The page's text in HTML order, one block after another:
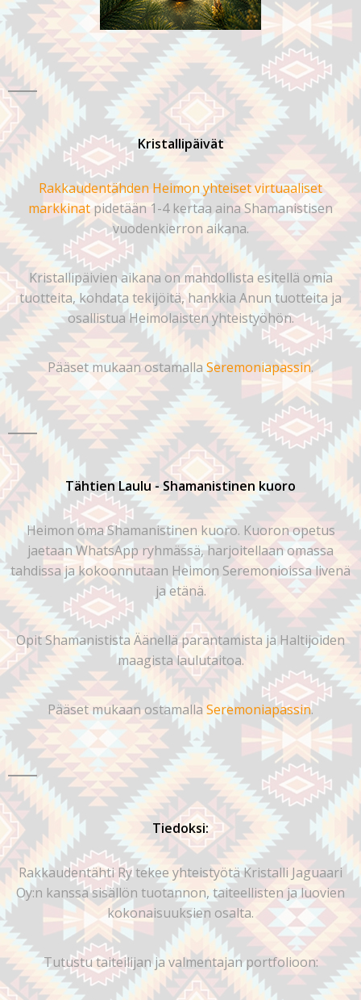
Kristallipäivät
Rakkaudentähden Heimon yhteiset virtuaaliset
markkinatpidetään 1-4 kertaa aina Shamanistisen
vuodenkierron aikana.
Kristallipäivien aikana on mahdollista esitellä omia
tuotteita, kohdata tekijöitä, hankkia Anun tuotteita ja
osallistua Heimolaisten yhteistyöhön.
Pääset mukaan ostamalla Seremoniapassin.
Tähtien Laulu - Shamanistinen kuoro
Heimon oma Shamanistinen kuoro. Kuoron opetus
jaetaan WhatsApp ryhmässä, harjoitellaan omassa
tahdissa ja kokoonnutaan Heimon Seremonioissa livenä
ja etänä.
Opit Shamanistista Äänellä parantamista ja Haltijoiden
maagista laulutaitoa.
Pääset mukaan ostamalla Seremoniapassin.
Tiedoksi:
Rakkaudentähti Ry tekee yhteistyötä Kristalli Jaguaari
Oy:n kanssa sisällön tuotannon, taiteellisten ja luovien
kokonaisuuksien osalta.
Tutustu taiteilijan ja valmentajan portfolioon: